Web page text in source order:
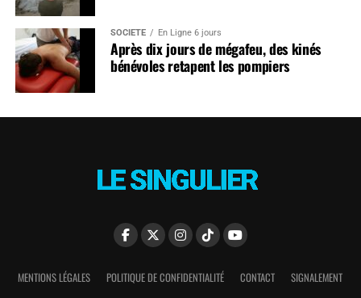
SOCIÉTÉ En Ligne 6 jours
Après dix jours de mégafeu, des kinés
bénévoles retapent les pompiers
MENTIONS LÉGALES POLITIQUE DE CONFIDENTIALITÉ CONTACT SIGNALEMENT